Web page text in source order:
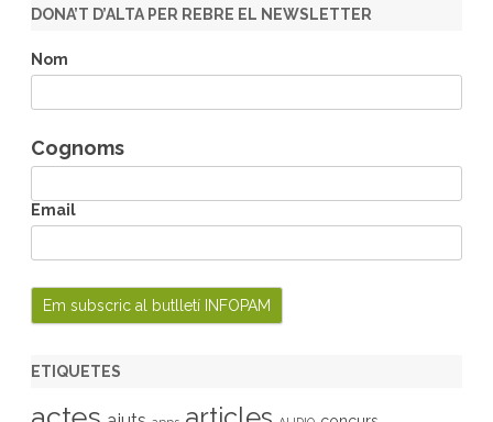
r
h
DONA’T D’ALTA PER REBRE EL NEWSLETTER
Nom
Cognoms
Email
ETIQUETES